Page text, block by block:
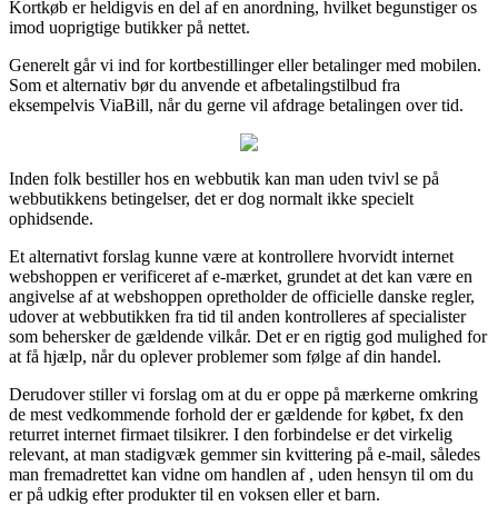
Kortkøb er heldigvis en del af en anordning, hvilket begunstiger os
imod uoprigtige butikker på nettet.
Generelt går vi ind for kortbestillinger eller betalinger med mobilen.
Som et alternativ bør du anvende et afbetalingstilbud fra
eksempelvis ViaBill, når du gerne vil afdrage betalingen over tid.
Inden folk bestiller hos en webbutik kan man uden tvivl se på
webbutikkens betingelser, det er dog normalt ikke specielt
ophidsende.
Et alternativt forslag kunne være at kontrollere hvorvidt internet
webshoppen er verificeret af e-mærket, grundet at det kan være en
angivelse af at webshoppen opretholder de officielle danske regler,
udover at webbutikken fra tid til anden kontrolleres af specialister
som behersker de gældende vilkår. Det er en rigtig god mulighed for
at få hjælp, når du oplever problemer som følge af din handel.
Derudover stiller vi forslag om at du er oppe på mærkerne omkring
de mest vedkommende forhold der er gældende for købet, fx den
returret internet firmaet tilsikrer. I den forbindelse er det virkelig
relevant, at man stadigvæk gemmer sin kvittering på e-mail, således
man fremadrettet kan vidne om handlen af , uden hensyn til om du
er på udkig efter produkter til en voksen eller et barn.